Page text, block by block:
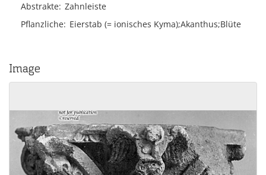
Abstrakte Zahnleiste
Pflanzliche Eierstab (= ionisches Kyma);Akanthus;Blüte
Image